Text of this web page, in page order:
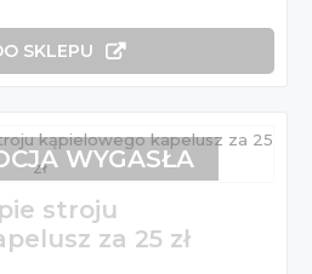
SKLEPU
stroju
za 25 zł
WYGASŁA